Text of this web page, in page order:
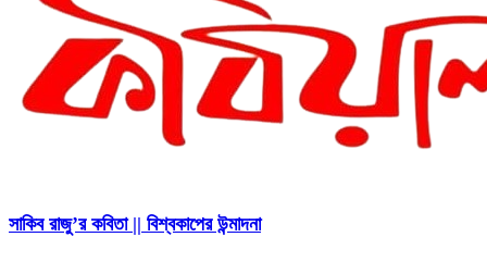
সাকিব রাজু’র কবিতা || বিশ্বকাপের উন্মাদনা